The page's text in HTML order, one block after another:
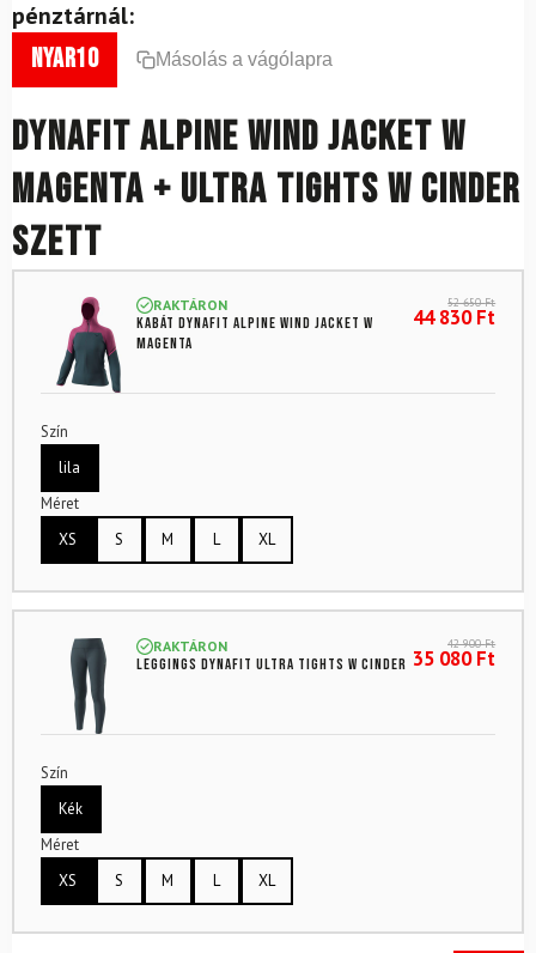
pénztárnál:
nyar10 Másolás a vágólapra
DYNAFIT Alpine Wind Jacket W
Magenta + Ultra Tights W Cinder
szett
RAKTÁRON
Kabát DYNAFIT Alpine Wind Jacket W
Magenta
52 650Ft
44 830Ft
Szín
lila
Méret
XS
S M L XL
RAKTÁRON
Leggings DYNAFIT Ultra Tights W Cinder
42 900Ft
35 080Ft
Szín
Kék
Méret
XS
S M L XL